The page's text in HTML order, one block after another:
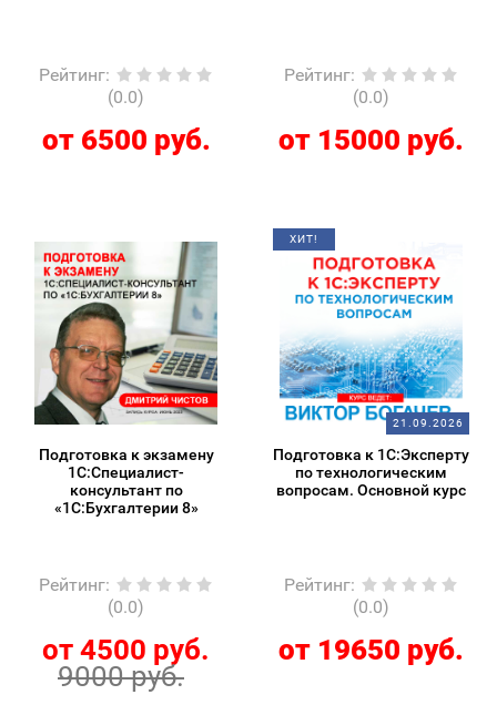
Рейтинг:
(0.0)
от 6500 руб.
Рейтинг:
(0.0)
от 15000 руб.
Подготовка к экзамену
1С:Специалист-
консультант по
«1С:Бухгалтерии 8»
Рейтинг:
(0.0)
от 4500 руб.
9000 руб.
ХИТ!
21.09.2026
Подготовка к 1С:Эксперту
по технологическим
вопросам. Основной курс
Рейтинг:
(0.0)
от 19650 руб.